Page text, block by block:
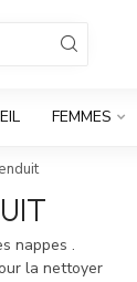
FEMMES
nappes .
la nettoyer